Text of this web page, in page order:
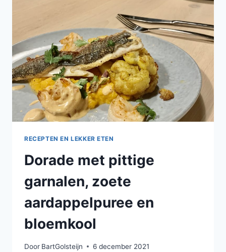
RECEPTEN EN LEKKER ETEN
Dorade met pittige
garnalen, zoete
aardappelpuree en
bloemkool
Door BartGolsteijn 6 december 2021